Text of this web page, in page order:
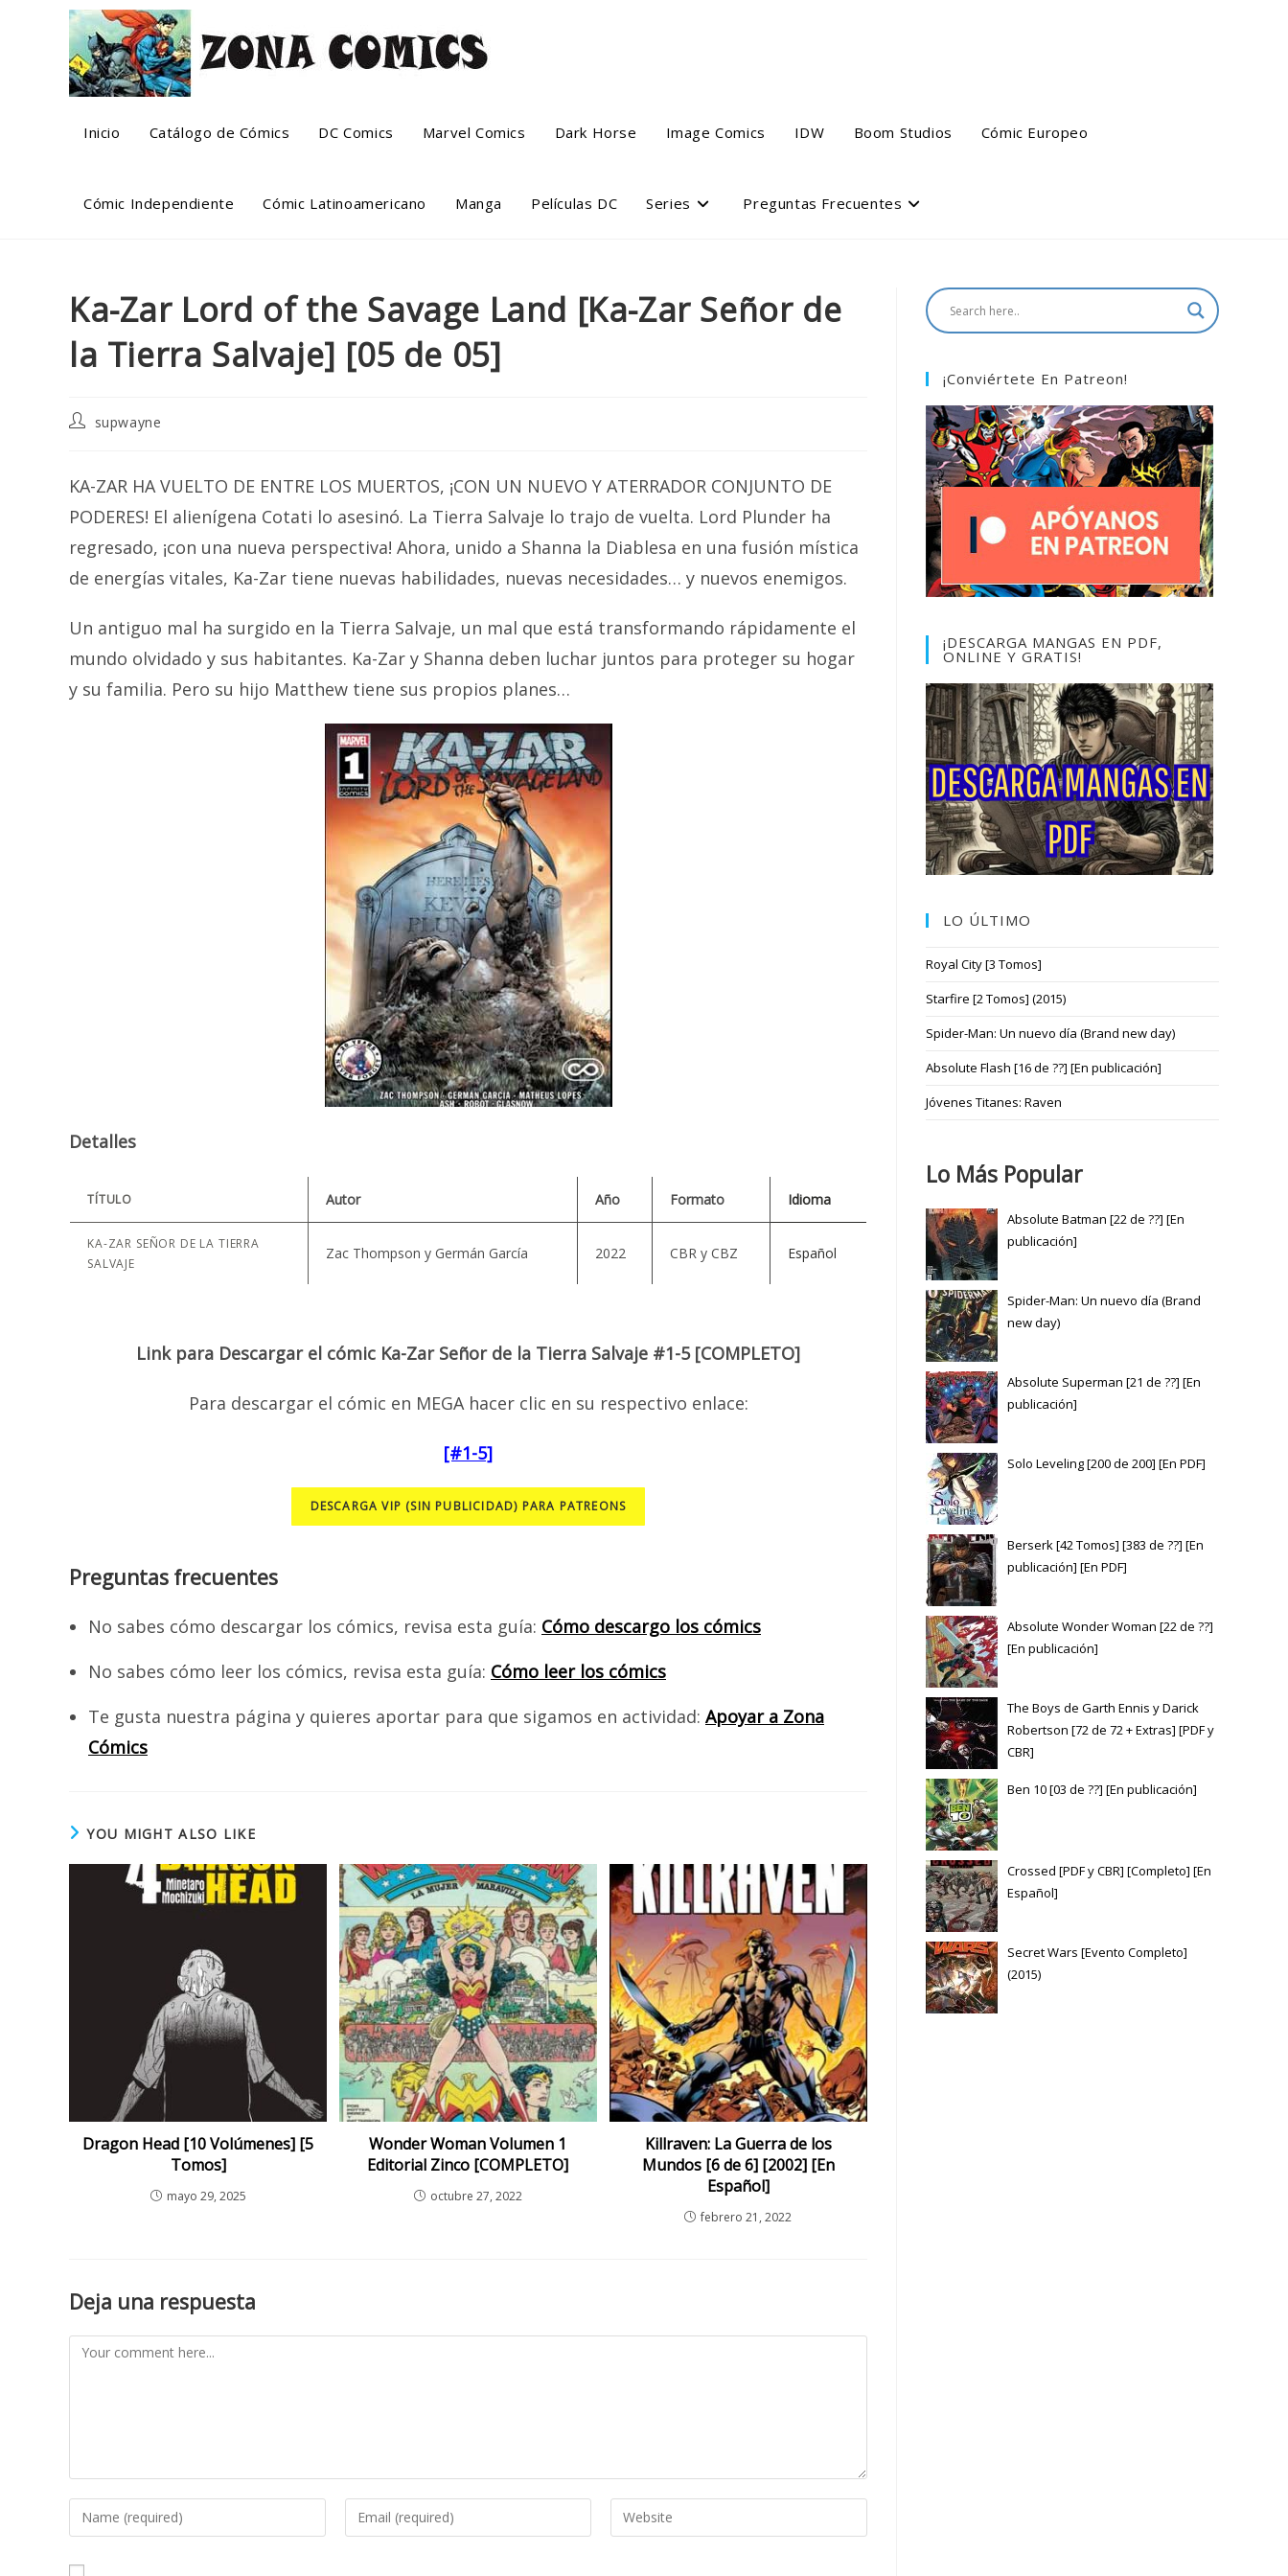
Inicio Catálogo de Cómics DC Comics Marvel Comics Dark Horse Image Comics IDW Boom Studios Cómic Europeo
Cómic Independiente Cómic Latinoamericano Manga Películas DC Series Preguntas Frecuentes
Ka-Zar Lord of the Savage Land [Ka-Zar Señor de
la Tierra Salvaje] [05 de 05]
Postsupwayne
KA-ZAR HA VUELTO DE ENTRE LOS MUERTOS, ¡CON UN NUEVO Y ATERRADOR CONJUNTO DE
PODERES! El alienígena Cotati lo asesinó. La Tierra Salvaje lo trajo de vuelta. Lord Plunder ha
regresado, ¡con una nueva perspectiva! Ahora, unido a Shanna la Diablesa en una fusión mística
de energías vitales, Ka-Zar tiene nuevas habilidades, nuevas necesidades… y nuevos enemigos.
Un antiguo mal ha surgido en la Tierra Salvaje, un mal que está transformando rápidamente el
mundo olvidado y sus habitantes. Ka-Zar y Shanna deben luchar juntos para proteger su hogar
y su familia. Pero su hijo Matthew tiene sus propios planes…
Detalles
TÍTULO Autor Año Formato Idioma
KA-ZAR SEÑOR DE LA TIERRA
SALVAJE
Zac Thompson y Germán García 2022 CBR y CBZ Español
Link para Descargar el cómic Ka-Zar Señor de la Tierra Salvaje #1-5 [COMPLETO]
Para descargar el cómic en MEGA hacer clic en su respectivo enlace:
[#1-5]
DESCARGA VIP (SIN PUBLICIDAD) PARA PATREONS
Preguntas frecuentes
No sabes cómo descargar los cómics, revisa esta guía: Cómo descargo los cómics
No sabes cómo leer los cómics, revisa esta guía: Cómo leer los cómics
Te gusta nuestra página y quieres aportar para que sigamos en actividad: Apoyar a Zona
Cómics
YOU MIGHT ALSO LIKE
Dragon Head [10 Volúmenes] [5
Tomos]
mayo 29, 2025
Wonder Woman Volumen 1
Editorial Zinco [COMPLETO]
octubre 27, 2022
Killraven: La Guerra de los
Mundos [6 de 6] [2002] [En
Español]
febrero 21, 2022
Deja una respuesta
Comment
Enter
your
Enter
your
Enter
your
¡Conviértete En Patreon!
¡DESCARGA MANGAS EN PDF,
ONLINE Y GRATIS!
LO ÚLTIMO
Royal City [3 Tomos]
Starfire [2 Tomos] (2015)
Spider-Man: Un nuevo día (Brand new day)
Absolute Flash [16 de ??] [En publicación]
Jóvenes Titanes: Raven
Lo Más Popular
Absolute Batman [22 de ??] [En
publicación]
Spider-Man: Un nuevo día (Brand
new day)
Absolute Superman [21 de ??] [En
publicación]
Solo Leveling [200 de 200] [En PDF]
Berserk [42 Tomos] [383 de ??] [En
publicación] [En PDF]
Absolute Wonder Woman [22 de ??]
[En publicación]
The Boys de Garth Ennis y Darick
Robertson [72 de 72 + Extras] [PDF y
CBR]
Ben 10 [03 de ??] [En publicación]
Crossed [PDF y CBR] [Completo] [En
Español]
Secret Wars [Evento Completo]
(2015)